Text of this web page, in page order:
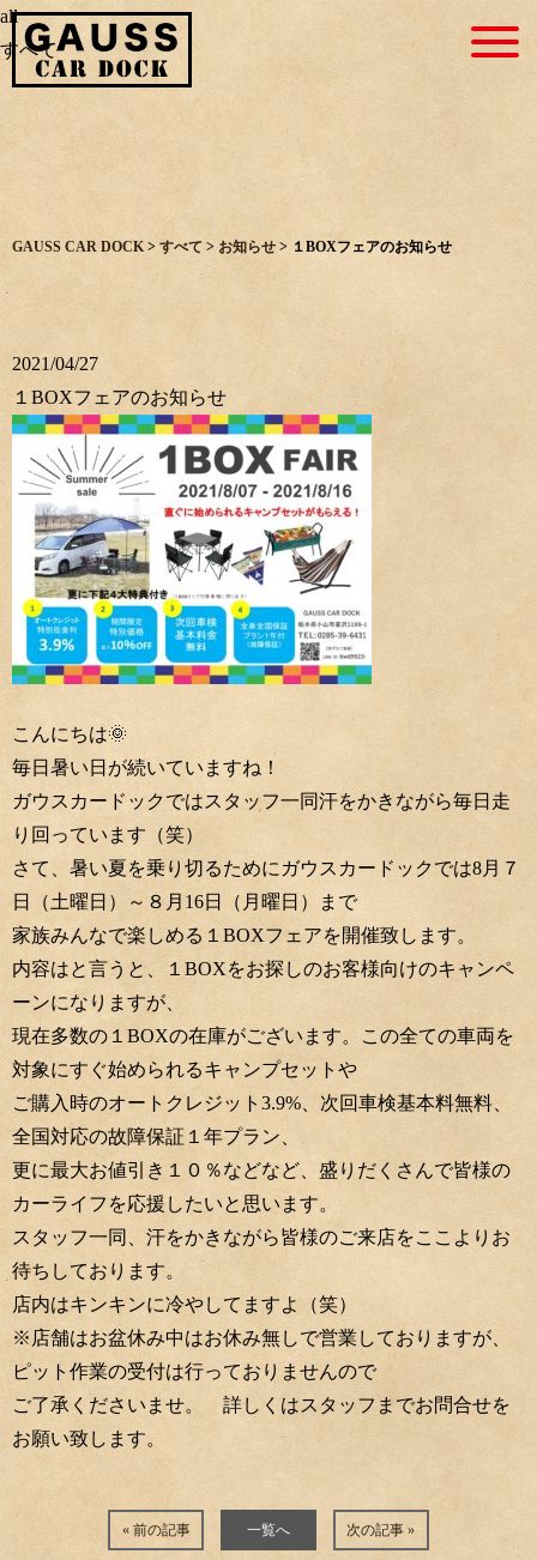
all
すべて
GAUSS CAR DOCK > すべて > お知らせ > １BOXフェアのお知らせ
2021/04/27
１BOXフェアのお知らせ
こんにちは🌞
毎日暑い日が続いていますね！
ガウスカードックではスタッフ一同汗をかきながら毎日走
り回っています（笑）
さて、暑い夏を乗り切るためにガウスカードックでは8月７
日（土曜日）～８月16日（月曜日）まで
家族みんなで楽しめる１BOXフェアを開催致します。
内容はと言うと、１BOXをお探しのお客様向けのキャンペ
ーンになりますが、
現在多数の１BOXの在庫がございます。この全ての車両を
対象にすぐ始められるキャンプセットや
ご購入時のオートクレジット3.9%、次回車検基本料無料、
全国対応の故障保証１年プラン、
更に最大お値引き１０％などなど、盛りだくさんで皆様の
カーライフを応援したいと思います。
スタッフ一同、汗をかきながら皆様のご来店をここよりお
待ちしております。
店内はキンキンに冷やしてますよ（笑）
※店舗はお盆休み中はお休み無しで営業しておりますが、
ピット作業の受付は行っておりませんので
ご了承くださいませ。 詳しくはスタッフまでお問合せを
お願い致します。
« 前の記事 一覧へ 次の記事 »